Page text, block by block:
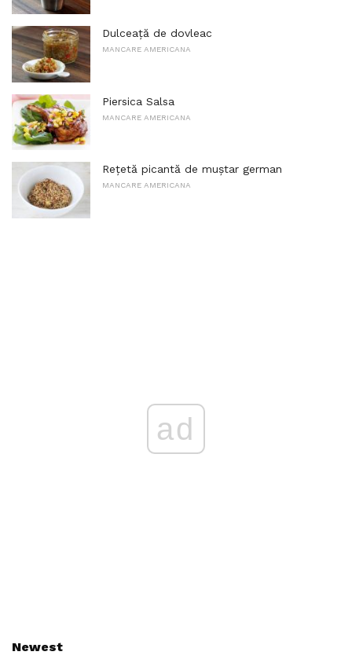
Dulceață de dovleac
MANCARE AMERICANA
Piersica Salsa
MANCARE AMERICANA
Rețetă picantă de muștar german
MANCARE AMERICANA
ad
Newest